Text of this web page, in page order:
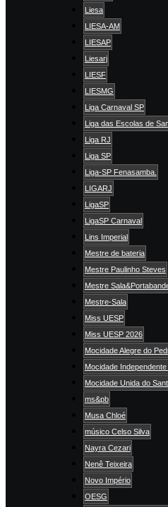
Liesa
LIESA-AM
LIESAP
Liesarj
LIESF
LIESMG
Liga Carnaval SP
Liga das Escolas de
Liga RJ
Liga SP
Liga-SP Fenasamba.
LIGARJ
LigaSP
LigaSP Carnaval
Lins Imperial
Mestre de bateria
Mestre Paulinho Steves
Mestre
Mestre-Sala
Miss UESP
Miss UESP 2026
Mocidade Alegre do
Mocidade
Mocidade Unida do
ms&pb
Musa Chloé
músico Celso Silva
Nayra Cezari
Nenê Teixeira
Novo Império
OESG